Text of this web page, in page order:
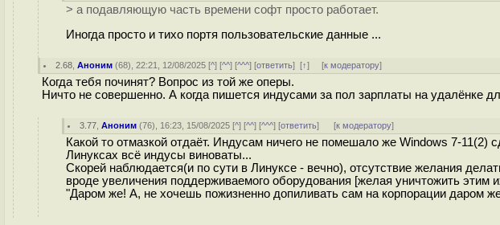
> а подавляющую часть времени софт просто работает.
Иногда просто и тихо портя пользовательские данные ...
2.68 ,Аноним (68), 22:21, 12/08/2025 [^] [^^] [^^^] [ответить][↑] [к модератору]
Когда тебя починят? Вопрос из той же оперы.
Ничто не совершенно. А когда пишется индусами за пол зарплаты на удалёнке
3.77 ,Аноним (76), 16:23, 15/08/2025 [^] [^^] [^^^] [ответить] [к модератору]
Какой то отмазкой отдаёт. Индусам ничего не помешало же Windows 7-11(2)
Линуксах всё индусы виноваты...
Скорей наблюдается(и по сути в Линуксе - вечно), отсутствие желания
вроде увеличения поддерживаемого оборудования [желая уничтожить этим
"Даром же! А, не хочешь пожизненно допиливать сам на корпорации даром